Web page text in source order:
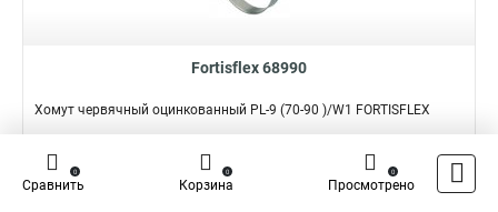
Fortisflex 68990
Хомут червячный оцинкованный PL-9 (70-90 )/W1 FORTISFLEX
Подробнее Сравнить
Наличие:
Сравнить
0
Корзина
0
Просмотрено
0